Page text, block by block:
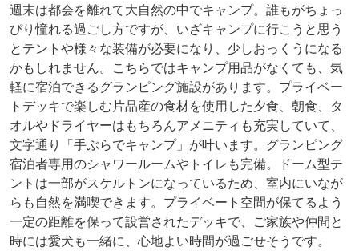
週末は都会を離れて大自然の中でキャンプ。誰もがちょっ
ぴり憧れる過ごし方ですが、いざキャンプに行こうと思う
とテントや様々な装備が必要になり、少しおっくうになる
かもしれません。こちらではキャンプ用品がなくても、気
軽に宿泊できるグランピング施設があります。プライベー
トデッキで楽しむ片品産の食材を使用した夕食、朝食、タ
オルやドライヤーはもちろんアメニティも充実していて、
文字通り「手ぶらでキャンプ」が叶います。グランピング
宿泊者専用のシャワールームやトイレも完備。ドーム型テ
ントは一部がスケルトンになっているため、室内にいなが
らも自然を満喫できます。プライベート空間が保てるよう
一定の距離を保って設営されたデッキで、ご家族や仲間と
時には愛犬も一緒に、心地よい時間が過ごせそうです。